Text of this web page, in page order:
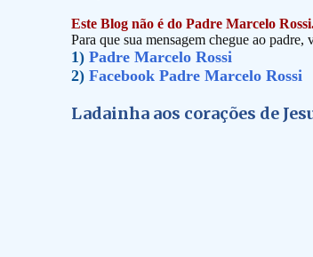
Este Blog não é do Padre Marcelo
Para que sua mensagem chegue ao padre,
1) Padre Marcelo Rossi
2) Facebook Padre Marcelo Rossi
Ladainha aos corações de